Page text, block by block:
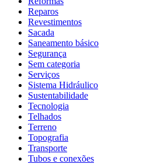
Reparos
Revestimentos
Sacada
Saneamento básico
Segurança
Sem categoria
Serviços
Sistema Hidráulico
Sustentabilidade
Tecnologia
Telhados
Terreno
Topografia
Transporte
Tubos e conexões